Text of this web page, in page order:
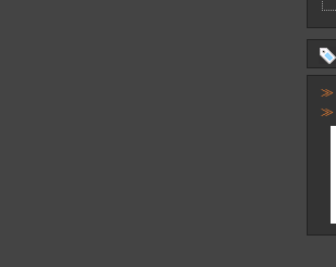
≫
≫